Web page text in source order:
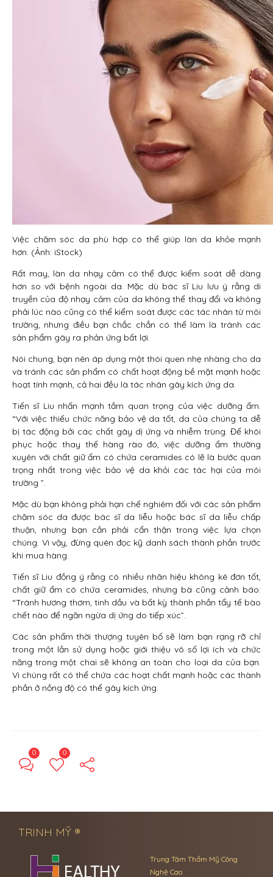
Việc chăm sóc da phù hợp có thể giúp làn da khỏe mạnh
hơn. (Ảnh: iStock)
Rất may, làn da nhạy cảm có thể được kiểm soát dễ dàng
hơn so với bệnh ngoài da. Mặc dù bác sĩ Liu lưu ý rằng di
truyền của độ nhạy cảm của da không thể thay đổi và không
phải lúc nào cũng có thể kiểm soát được các tác nhân từ môi
trường, nhưng điều bạn chắc chắn có thể làm là tránh các
sản phẩm gây ra phản ứng bất lợi.
Nói chung, bạn nên áp dụng một thói quen nhẹ nhàng cho da
và tránh các sản phẩm có chất hoạt động bề mặt mạnh hoặc
hoạt tính mạnh, cả hai đều là tác nhân gây kích ứng da.
Tiến sĩ Liu nhấn mạnh tầm quan trọng của việc dưỡng ẩm.
“Với việc thiếu chức năng bảo vệ da tốt, da của chúng ta dễ
bị tác động bởi các chất gây dị ứng và nhiễm trùng. Để khôi
phục hoặc thay thế hàng rào đó, việc dưỡng ẩm thường
xuyên với chất giữ ẩm có chứa ceramides có lẽ là bước quan
trọng nhất trong việc bảo vệ da khỏi các tác hại của môi
trường ”.
Mặc dù bạn không phải hạn chế nghiêm đối với các sản phẩm
chăm sóc da được bác sĩ da liễu hoặc bác sĩ da liễu chấp
thuận, nhưng bạn cần phải cẩn thận trong việc lựa chọn
chúng. Vì vậy, đừng quên đọc kỹ danh sách thành phần trước
khi mua hàng.
Tiến sĩ Liu đồng ý rằng có nhiều nhãn hiệu không kê đơn tốt,
chất giữ ẩm có chứa ceramides, nhưng bà cũng cảnh báo:
“Tránh hương thơm, tinh dầu và bất kỳ thành phần tẩy tế bào
chết nào để ngăn ngừa dị ứng do tiếp xúc”.
Các sản phẩm thời thượng tuyên bố sẽ làm bạn rạng rỡ chỉ
trong một lần sử dụng hoặc giới thiệu vô số lợi ích và chức
năng trong một chai sẽ không an toàn cho loại da của bạn.
Vì chúng rất có thể chứa các hoạt chất mạnh hoặc các thành
phần ở nồng độ có thể gây kích ứng.
0 0
TRINH MỸ ®
Trung Tâm Thẩm Mỹ Công
Nghệ Cao